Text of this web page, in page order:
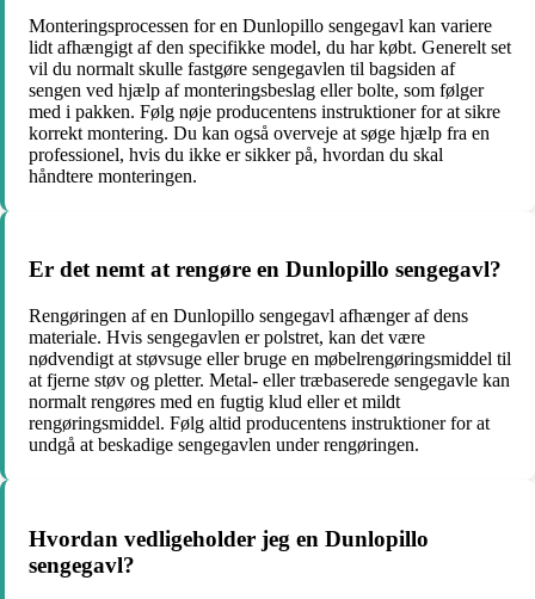
Monteringsprocessen for en Dunlopillo sengegavl kan variere
lidt afhængigt af den specifikke model, du har købt. Generelt set
vil du normalt skulle fastgøre sengegavlen til bagsiden af
sengen ved hjælp af monteringsbeslag eller bolte, som følger
med i pakken. Følg nøje producentens instruktioner for at sikre
korrekt montering. Du kan også overveje at søge hjælp fra en
professionel, hvis du ikke er sikker på, hvordan du skal
håndtere monteringen.
Er det nemt at rengøre en Dunlopillo sengegavl?
Rengøringen af en Dunlopillo sengegavl afhænger af dens
materiale. Hvis sengegavlen er polstret, kan det være
nødvendigt at støvsuge eller bruge en møbelrengøringsmiddel til
at fjerne støv og pletter. Metal- eller træbaserede sengegavle kan
normalt rengøres med en fugtig klud eller et mildt
rengøringsmiddel. Følg altid producentens instruktioner for at
undgå at beskadige sengegavlen under rengøringen.
Hvordan vedligeholder jeg en Dunlopillo
sengegavl?